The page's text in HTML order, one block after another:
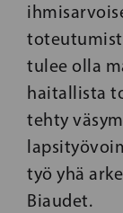
tulee olla
haitallista
tehty
työ yhä
Biaudet.